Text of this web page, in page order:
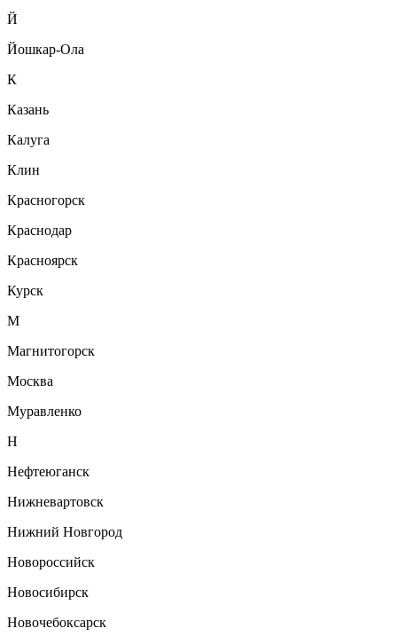
Й
Йошкар-Ола
К
Казань
Калуга
Клин
Красногорск
Краснодар
Красноярск
Курск
М
Магнитогорск
Москва
Муравленко
Н
Нефтеюганск
Нижневартовск
Нижний Новгород
Новороссийск
Новосибирск
Новочебоксарск